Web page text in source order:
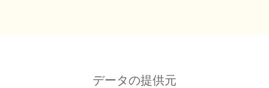
データの提供元